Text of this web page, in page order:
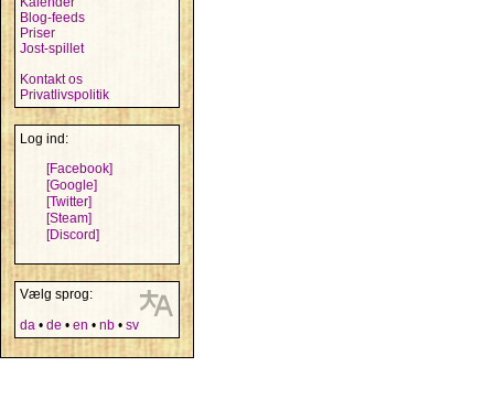
Blog-feeds
Priser
Jost-spillet
Kontakt os
Privatlivspolitik
Log ind:
[Facebook]
[Google]
[Twitter]
[Steam]
[Discord]
Vælg sprog:
da • de • en • nb • sv